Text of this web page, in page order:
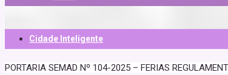
Cidade Inteligente
PORTARIA SEMAD Nº 104-2025 – FERIAS